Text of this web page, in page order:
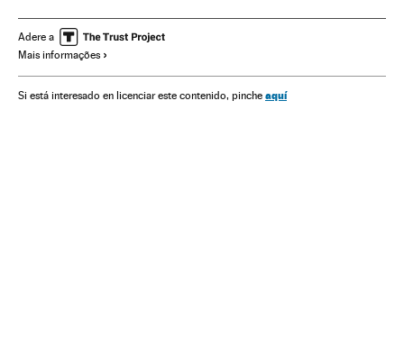
Corrupção Polícia Delitos fiscais
Justiça Indústria Operação Lava Jato
Adere a
Mais informações
Si está interesado en licenciar este contenido, pinche aquí